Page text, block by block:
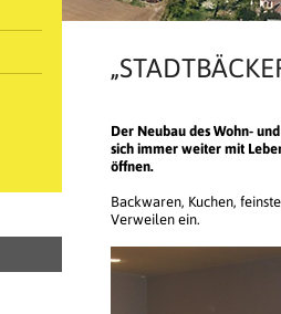
Der Neubau des Wohn-
sich immer weiter mit
öffnen.
Backwaren, Kuchen,
Verweilen ein.